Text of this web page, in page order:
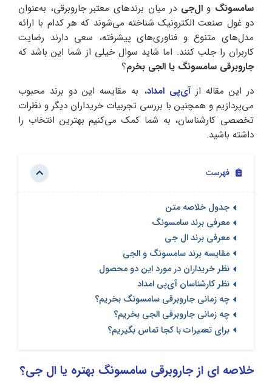
سامسونگ وال‌جی در میان برندهای معتبر جاروبرقی، به‌عنوان
دو غول صنعت الکترونیک شناخته می‌شوند که هر کدام با ارائه
مدل‌های متنوع و فناوری‌های پیشرفته، سعی دارند رضایت
کاربران را جلب کنند. اما شاید سوال خیلی از شما این باشد که
جاروبرقی سامسونگ یا الجی بخرم؟
در این مقاله ازآی‌پی امداد، به مقایسه این دو برند محبوب
می‌پردازیم و همچنین با بررسی تجربیات خریداران دیگر و نظرات
تخصصی کارشناسان، به شما کمک می‌کنیم بهترین انتخاب را
داشته باشید.
فهرست
جدول خلاصه متن
معرفی برند سامسونگ
معرفی برند ال جی
مقایسه برند سامسونگ و الجی
نظر خریداران در مورد این دو محصول
نظر کارشناسان آی‌پی امداد
چه زمانی جاروبرقی سامسونگ بخریم؟
چه زمانی جاروبرقی الجی بخریم؟
برای تعمیرات با کجا تماس بگیریم؟
خلاصه ای از جاروبرقی سامسونگ بهتره یا ال جی؟